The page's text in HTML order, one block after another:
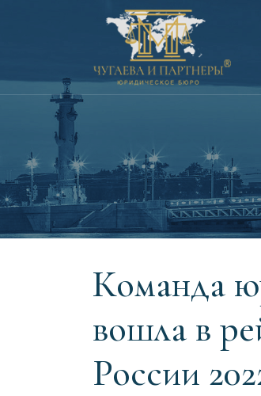
Команда
вошла в
России